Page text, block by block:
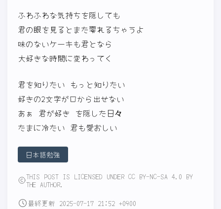
ふわふわな気持ちを隠しても
君の眼を見るとまた零れるちゃうよ
味のないケーキも君となら
大好きな時間に変わってく
君を知りたい もっと知りたい
好きの2文字が口から出せない
あぁ 君が好き を隠した日々
たまに冷たい 君も愛おしい
日本語勉強
THIS POST IS LICENSED UNDER CC BY-NC-SA 4.0 BY
THE AUTHOR.
最終更新 2025-07-17 21:52 +0900